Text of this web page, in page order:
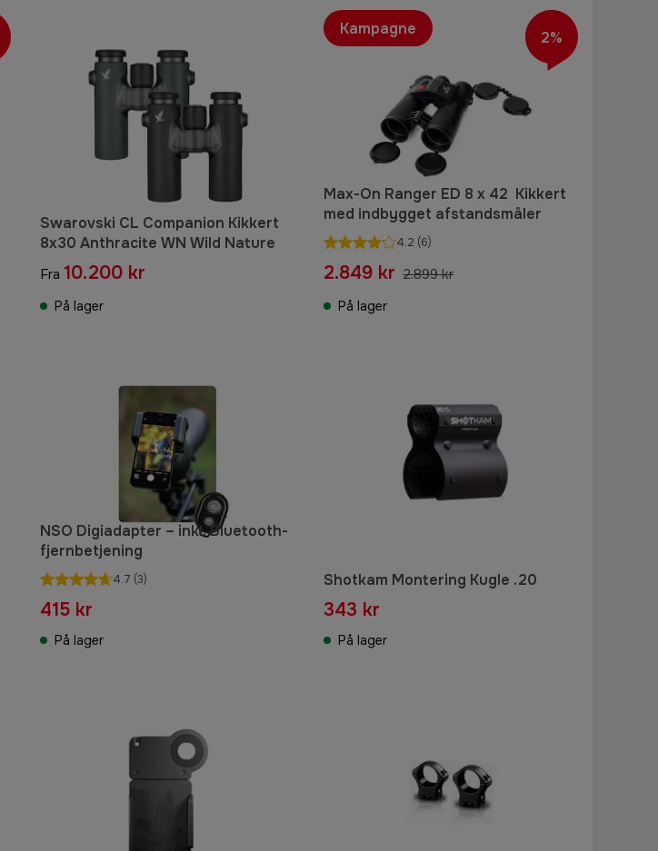
Swarovski CL Companion Kikkert
8x30 Anthracite WN Wild Nature
Fra 10.200 kr
På lager
Max-On Ranger ED 8 x 42 Kikkert
med indbygget afstandsmåler
4.2 (6)
2.849 kr 2.899 kr
På lager
Kampagne 2%
NSO Digiadapter – inkl. Bluetooth-
fjernbetjening
4.7 (3)
415 kr
På lager
Shotkam Montering Kugle .20
343 kr
På lager